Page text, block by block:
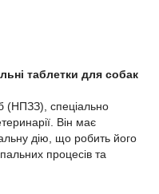
таблетки для собак
(НПЗЗ), спеціально
Він має
дію, що робить його
процесів та